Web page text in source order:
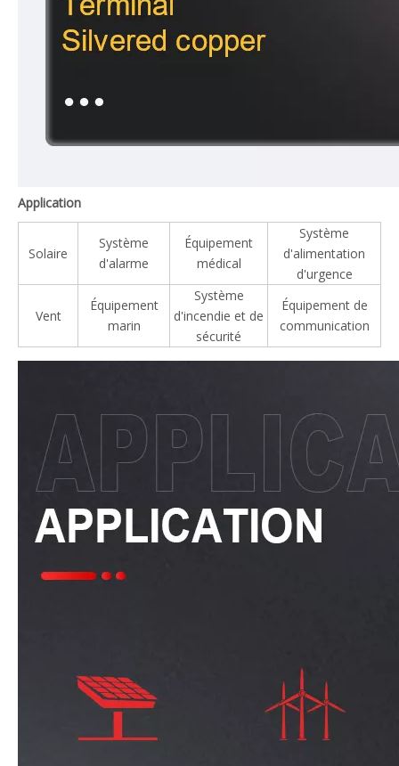
Application
Solaire
Système
d'alarme
Équipement
médical
Système
d'alimentation
d'urgence
Vent
Équipement
marin
Système
d'incendie et de
sécurité
Équipement de
communication